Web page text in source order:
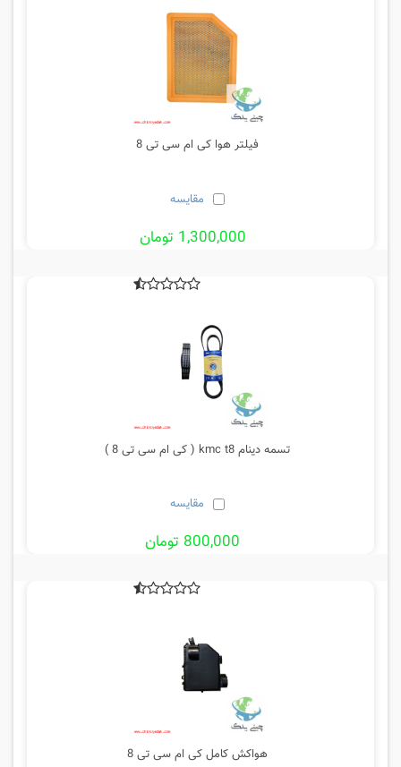
فیلتر هوا کی ام سی تی 8
مقایسه
1,300,000 تومان
تسمه دینام kmc t8 ( کی ام سی تی 8 )
مقایسه
800,000 تومان
هواکش کامل کی ام سی تی 8